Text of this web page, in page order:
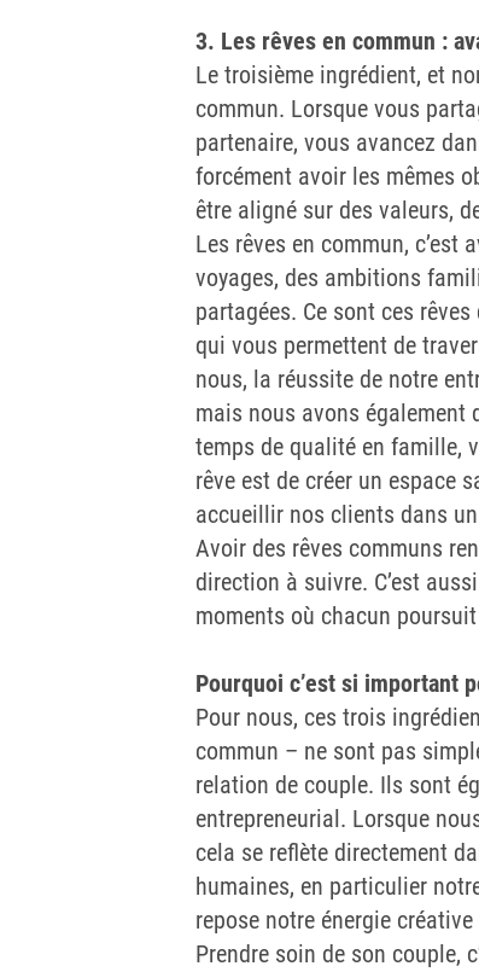
3. Les rêves en commun :
Le troisième ingrédient, et
commun. Lorsque vous
partenaire, vous avancez
forcément avoir les mêmes
être aligné sur des valeurs,
Les rêves en commun, c’est
voyages, des ambitions
partagées. Ce sont ces
qui vous permettent de
nous, la réussite de notre
mais nous avons également
temps de qualité en famille,
rêve est de créer un espace
accueillir nos clients dans
Avoir des rêves communs
direction à suivre. C’est
moments où chacun
Pourquoi c’est si important
Pour nous, ces trois
commun – ne sont pas
relation de couple. Ils sont
entrepreneurial. Lorsque
cela se reflète directement
humaines, en particulier
repose notre énergie
Prendre soin de son couple,